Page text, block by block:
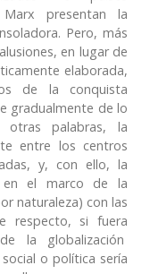
presentan la
Pero, más
en lugar de
elaborada,
de la conquista
gradualmente de lo
otras palabras, la
entre los centros
y, con ello, la
en el marco de la
naturaleza) con las
respecto, si fuera
la globalización
o política sería